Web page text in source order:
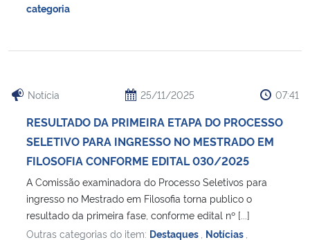
categoria
Notícia 25/11/2025 07:41
RESULTADO DA PRIMEIRA ETAPA DO PROCESSO
SELETIVO PARA INGRESSO NO MESTRADO EM
FILOSOFIA CONFORME EDITAL 030/2025
A Comissão examinadora do Processo Seletivos para
ingresso no Mestrado em Filosofia torna publico o
resultado da primeira fase, conforme edital nº [...]
Outras categorias do item: Destaques Notícias